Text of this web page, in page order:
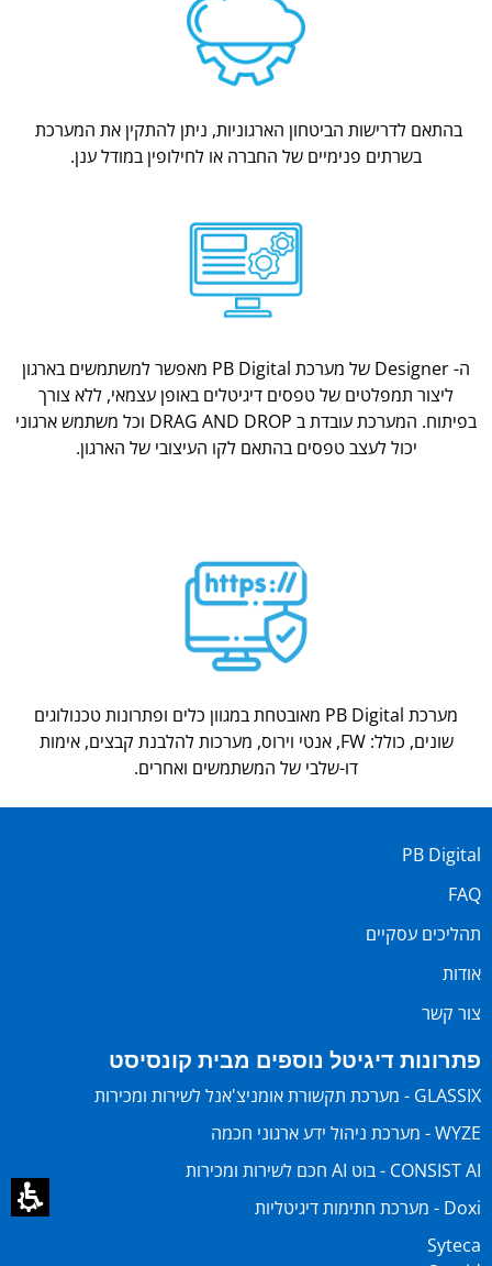
בהתאם לדרישות הביטחון הארגוניות, ניתן להתקין את המערכת
בשרתים פנימיים של החברה או לחילופין במודל ענן.
ה- Designer של מערכת PB Digital מאפשר למשתמשים בארגון
ליצור תמפלטים של טפסים דיגיטלים באופן עצמאי, ללא צורך
בפיתוח. המערכת עובדת ב DRAG AND DROP וכל משתמש ארגוני
יכול לעצב טפסים בהתאם לקו העיצובי של הארגון.
מערכת PB Digital מאובטחת במגוון כלים ופתרונות טכנולוגים
שונים, כולל: FW, אנטי וירוס, מערכות להלבנת קבצים, אימות
דו-שלבי של המשתמשים ואחרים.
PB Digital
FAQ
תהליכים עסקיים
אודות
צור קשר
פתרונות דיגיטל נוספים מבית קונסיסט
GLASSIX - מערכת תקשורת אומניצ'אנל לשירות ומכירות
WYZE - מערכת ניהול ידע ארגוני חכמה
CONSIST AI - בוט AI חכם לשירות ומכירות
Doxi - מערכת חתימות דיגיטליות
Syteca